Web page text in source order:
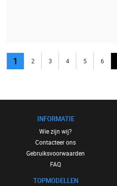
1 2 3 4 5 6
INFORMATIE
Wie zijn wij?
Contacteer ons
Gebruiksvoorwaarden
FAQ
TOPMODELLEN